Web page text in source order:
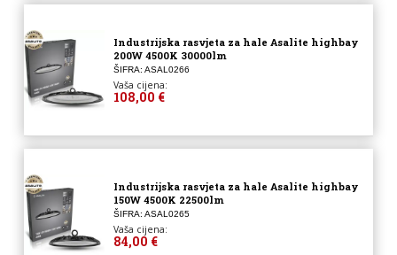
Industrijska rasvjeta za hale Asalite highbay
200W 4500K 30000lm
ŠIFRA: ASAL0266
Vaša cijena:
108,00 €
Industrijska rasvjeta za hale Asalite highbay
150W 4500K 22500lm
ŠIFRA: ASAL0265
Vaša cijena:
84,00 €